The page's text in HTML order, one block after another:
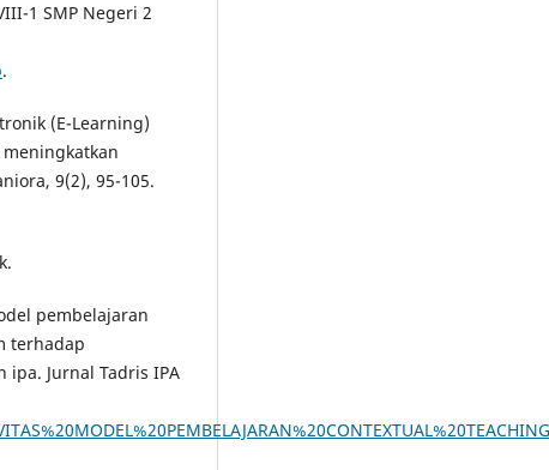
1 SMP Negeri 2
.
(E-Learning)
9(2), 95-105.
pembelajaran
terhadap
Jurnal Tadris IPA